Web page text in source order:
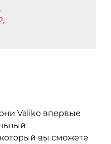
,
Valiko впервые
вы сможете